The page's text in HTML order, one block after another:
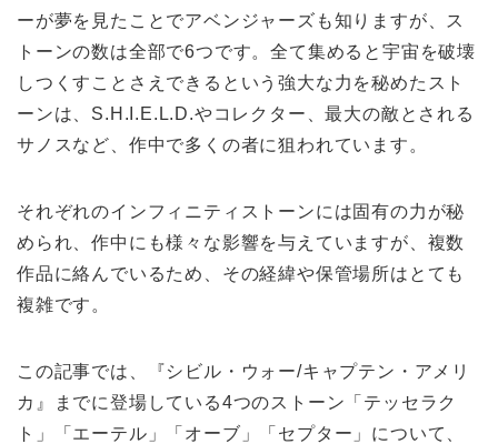
ーが夢を見たことでアベンジャーズも知りますが、ス
トーンの数は全部で6つです。全て集めると宇宙を破壊
しつくすことさえできるという強大な力を秘めたスト
ーンは、S.H.I.E.L.D.やコレクター、最大の敵とされる
サノスなど、作中で多くの者に狙われています。
それぞれのインフィニティストーンには固有の力が秘
められ、作中にも様々な影響を与えていますが、複数
作品に絡んでいるため、その経緯や保管場所はとても
複雑です。
この記事では、『シビル・ウォー/キャプテン・アメリ
カ』までに登場している4つのストーン「テッセラク
ト」「エーテル」「オーブ」「セプター」について、